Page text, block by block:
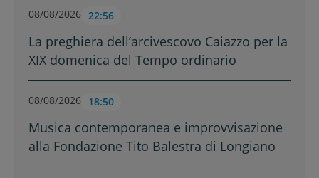
08/08/2026 22:56
La preghiera dell’arcivescovo Caiazzo per la
XIX domenica del Tempo ordinario
08/08/2026 18:50
Musica contemporanea e improvvisazione
alla Fondazione Tito Balestra di Longiano